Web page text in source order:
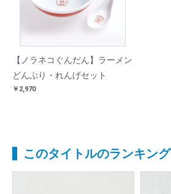
【ノラネコぐんだん】ラーメン
どんぶり・れんげセット
￥2,970
このタイトルのランキング